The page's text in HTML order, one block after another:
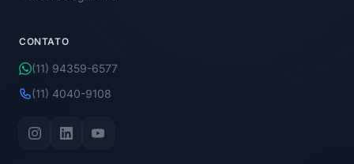
CONTATO
(11) 94359-6577
(11) 4040-9108